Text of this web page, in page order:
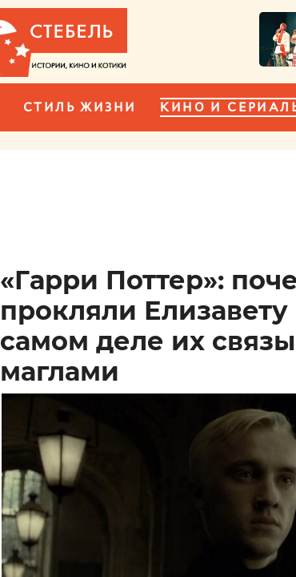
СТИЛЬ ЖИЗНИ КИНО И
«Гарри Поттер»:
прокляли Елизавету
самом деле их
маглами